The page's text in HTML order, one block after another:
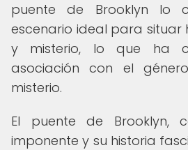
puente de Brooklyn lo
escenario ideal para situar
y misterio, lo que ha
asociación con el
misterio.
El puente de Brooklyn,
imponente y su historia